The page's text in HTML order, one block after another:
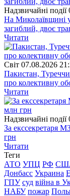
Надзвичайні події
На Миколаївщині
загиблий, двоє
Читати
Свiт 07.08.2026
Пакистан,
про колективну
Читати
Надзвичайні події
За екссекретаря
грн
Читати
Теги
АТО УПЦ РФ
Донбасс Украина
ГПУ суд війна в
НАБУ пожар